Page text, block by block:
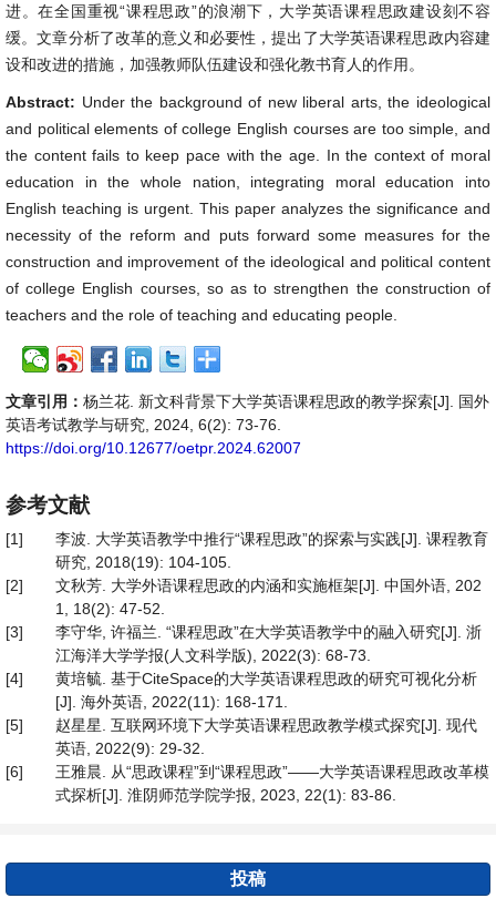
进。在全国重视“课程思政”的浪潮下，大学英语课程思政建设刻不容
缓。文章分析了改革的意义和必要性，提出了大学英语课程思政内容建
设和改进的措施，加强教师队伍建设和强化教书育人的作用。
Abstract: Under the background of new liberal arts, the ideological
and political elements of college English courses are too simple, and
the content fails to keep pace with the age. In the context of moral
education in the whole nation, integrating moral education into
English teaching is urgent. This paper analyzes the significance and
necessity of the reform and puts forward some measures for the
construction and improvement of the ideological and political content
of college English courses, so as to strengthen the construction of
teachers and the role of teaching and educating people.
文章引用： 杨兰花. 新文科背景下大学英语课程思政的教学探索[J]. 国外
英语考试教学与研究, 2024, 6(2): 73-76.
https://doi.org/10.12677/oetpr.2024.62007
参考文献
[1]
李波. 大学英语教学中推行“课程思政”的探索与实践[J]. 课程教育
研究, 2018(19): 104-105.
[2]
文秋芳. 大学外语课程思政的内涵和实施框架[J]. 中国外语, 202
1, 18(2): 47-52.
[3]
李守华, 许福兰. “课程思政”在大学英语教学中的融入研究[J]. 浙
江海洋大学学报(人文科学版), 2022(3): 68-73.
[4]
黄培毓. 基于CiteSpace的大学英语课程思政的研究可视化分析
[J]. 海外英语, 2022(11): 168-171.
[5]
赵星星. 互联网环境下大学英语课程思政教学模式探究[J]. 现代
英语, 2022(9): 29-32.
[6]
王雅晨. 从“思政课程”到“课程思政”——大学英语课程思政改革模
式探析[J]. 淮阴师范学院学报, 2023, 22(1): 83-86.
投稿